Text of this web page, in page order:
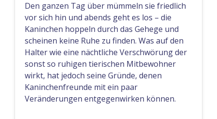
Den ganzen Tag über mümmeln sie friedlich
vor sich hin und abends geht es los – die
Kaninchen hoppeln durch das Gehege und
scheinen keine Ruhe zu finden. Was auf den
Halter wie eine nächtliche Verschwörung der
sonst so ruhigen tierischen Mitbewohner
wirkt, hat jedoch seine Gründe, denen
Kaninchenfreunde mit ein paar
Veränderungen entgegenwirken können.